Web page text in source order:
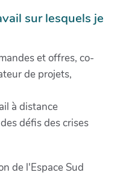
sur lesquels je
et offres, co-
de projets,
à distance
défis des crises
de l'Espace Sud